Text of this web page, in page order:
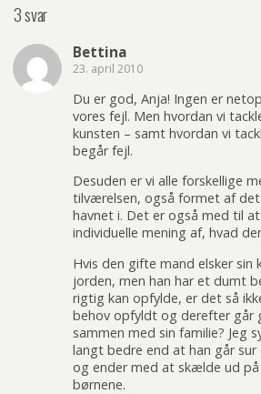
3 svar
Bettina
23. april 2010
Du er god, Anja! Ingen er
vores fejl. Men hvordan vi
kunsten – samt hvordan vi
begår fejl.
Desuden er vi alle forskellige
tilværelsen, også formet af
havnet i. Det er også med til
individuelle mening af, hvad
Hvis den gifte mand elsker sin
jorden, men han har et dumt
rigtig kan opfylde, er det så
behov opfyldt og derefter går
sammen med sin familie? Jeg
langt bedre end at han går
og ender med at skælde ud
børnene.